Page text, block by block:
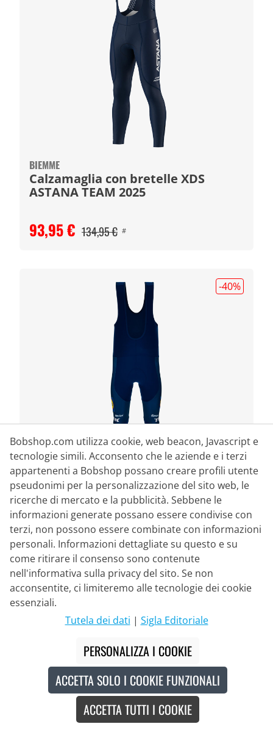
BIEMME
Calzamaglia con bretelle XDS
ASTANA TEAM 2025
93,95 € 134,95 € #
-40%
SANTINI
Calzamaglia con bretelle LIDL-TREK
2024
76,95 € 128,95 € #
Bobshop.com utilizza cookie, web beacon, Javascript e
tecnologie simili. Acconsento che le aziende e i terzi
appartenenti a Bobshop possano creare profili utente
pseudonimi per la personalizzazione del sito web, le
ricerche di mercato e la pubblicità. Sebbene le
informazioni generate possano essere condivise con
terzi, non possono essere combinate con informazioni
personali. Informazioni dettagliate su questo e su
come ritirare il consenso sono contenute
nell'informativa sulla privacy del sito. Se non
acconsentite, ci limiteremo alle tecnologie dei cookie
essenziali.
Tutela dei dati | Sigla Editoriale
PERSONALIZZA I COOKIE
ACCETTA SOLO I COOKIE FUNZIONALI
ACCETTA TUTTI I COOKIE